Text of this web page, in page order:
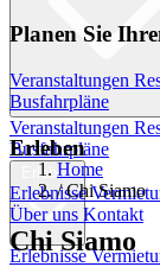
Veranstaltungen
Busfahrpläne
Erleben
Erlebnisse
Planen Sie
Veranstaltungen
Busfahrpläne
Erleben
Erlebnisse
Über uns Kontakt
Home
/ Chi Siamo
Chi Siamo